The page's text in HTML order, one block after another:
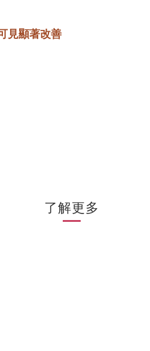
見顯著改善
了解更多